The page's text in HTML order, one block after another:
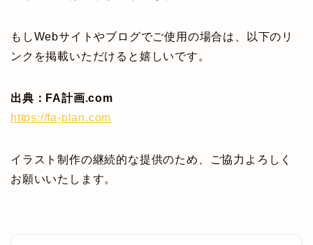
もしWebサイトやブログでご使用の場合は、以下のリ
ンクを掲載いただけると嬉しいです。
出典：FA計画.com
https://fa-plan.com
イラスト制作の継続的な提供のため、ご協力よろしく
お願いいたします。